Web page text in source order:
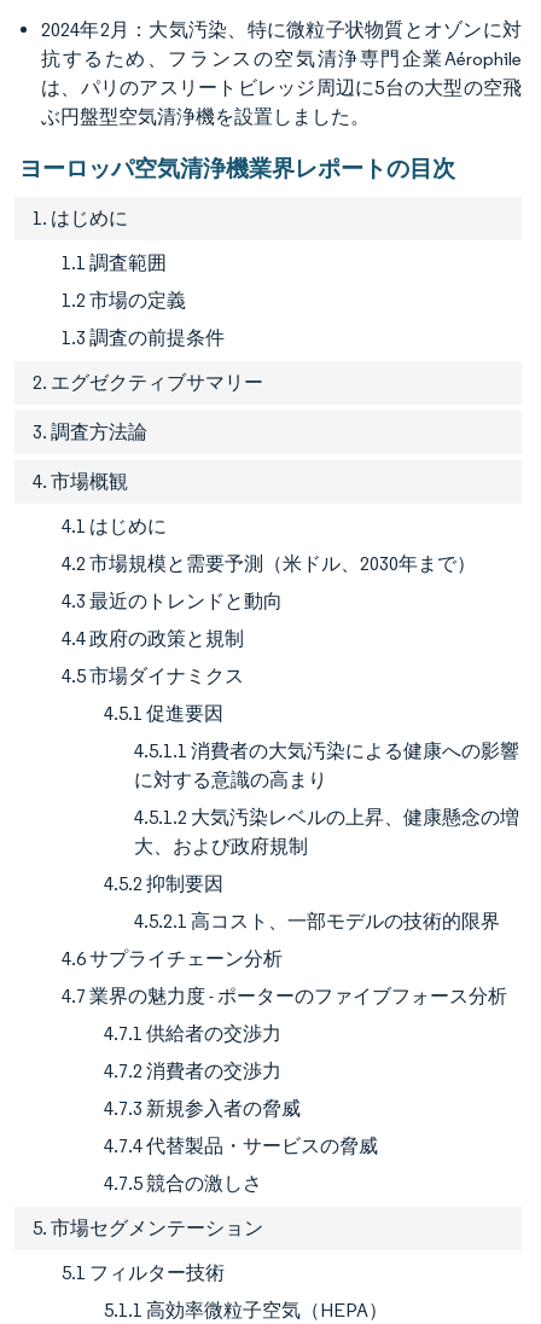
2024年2月：大気汚染、特に微粒子状物質とオゾンに対
抗するため、フランスの空気清浄専門企業Aérophile
は、パリのアスリートビレッジ周辺に5台の大型の空飛
ぶ円盤型空気清浄機を設置しました。
ヨーロッパ空気清浄機業界レポートの目次
1. はじめに
1.1 調査範囲
1.2 市場の定義
1.3 調査の前提条件
2. エグゼクティブサマリー
3. 調査方法論
4. 市場概観
4.1 はじめに
4.2 市場規模と需要予測（米ドル、2030年まで）
4.3 最近のトレンドと動向
4.4 政府の政策と規制
4.5 市場ダイナミクス
4.5.1 促進要因
4.5.1.1 消費者の大気汚染による健康への影響
に対する意識の高まり
4.5.1.2 大気汚染レベルの上昇、健康懸念の増
大、および政府規制
4.5.2 抑制要因
4.5.2.1 高コスト、一部モデルの技術的限界
4.6 サプライチェーン分析
4.7 業界の魅力度 - ポーターのファイブフォース分析
4.7.1 供給者の交渉力
4.7.2 消費者の交渉力
4.7.3 新規参入者の脅威
4.7.4 代替製品・サービスの脅威
4.7.5 競合の激しさ
5. 市場セグメンテーション
5.1 フィルター技術
5.1.1 高効率微粒子空気（HEPA）